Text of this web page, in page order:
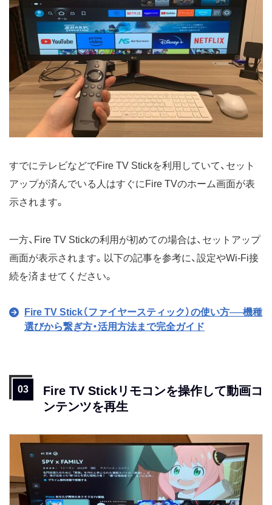
すでにテレビなどでFire TV Stickを利用していて、セット
アップが済んでいる人はすぐにFire TVのホーム画面が表
示されます。
一方、Fire TV Stickの利用が初めての場合は、セットアップ
画面が表示されます。以下の記事を参考に、設定やWi-Fi接
続を済ませてください。
Fire TV Stick（ファイヤースティック）の使い方──機種
選びから繋ぎ方・活用方法まで完全ガイド
Fire TV Stickリモコンを操作して動画コ
ンテンツを再生